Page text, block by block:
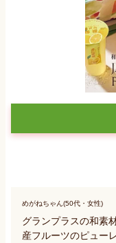
めがねちゃん(50代・女性)
グランプラスの和素
産フルーツのピュー